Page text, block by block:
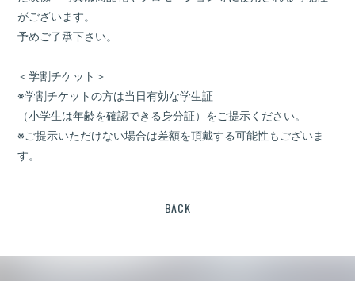
がございます。
予めご了承下さい。
＜学割チケット＞
※学割チケットの方は当日有効な学生証
（小学生は年齢を確認できる身分証）をご提示ください。
※ご提示いただけない場合は差額を頂戴する可能性もございま
す。
BACK